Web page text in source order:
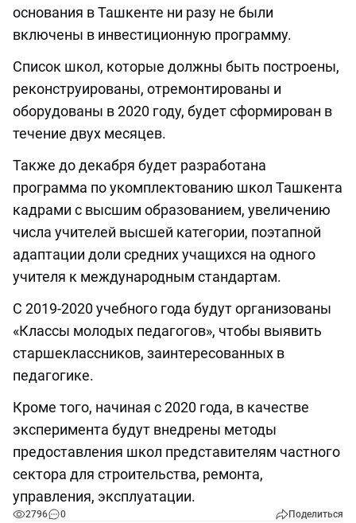
основания в Ташкенте ни разу не были
включены в инвестиционную программу.
Список школ, которые должны быть построены,
реконструированы, отремонтированы и
оборудованы в 2020 году, будет сформирован в
течение двух месяцев.
Также до декабря будет разработана
программа по укомплектованию школ Ташкента
кадрами с высшим образованием, увеличению
числа учителей высшей категории, поэтапной
адаптации доли средних учащихся на одного
учителя к международным стандартам.
С 2019-2020 учебного года будут организованы
«Классы молодых педагогов», чтобы выявить
старшеклассников, заинтересованных в
педагогике.
Кроме того, начиная с 2020 года, в качестве
эксперимента будут внедрены методы
предоставления школ представителям частного
сектора для строительства, ремонта,
управления, эксплуатации.
2796 0 Поделиться